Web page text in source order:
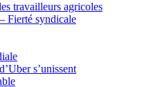
travailleurs agricoles
Fierté syndicale
s’unissent